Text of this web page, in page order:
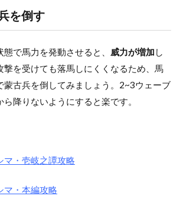
を倒す
で馬力を発動させると、 威力が増加 し
撃を受けても落馬しにくくなるため、馬
蒙古兵を倒してみましょう。2~3ウェーブ
降りないようにすると楽です。
マ・壱岐之譚攻略
マ・本編攻略